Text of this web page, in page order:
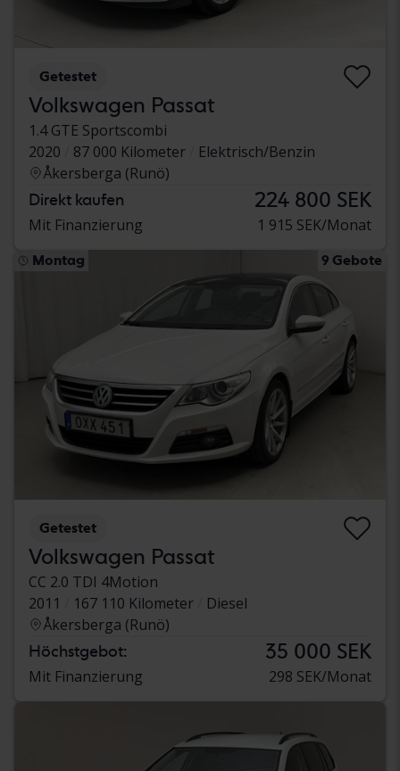
Getestet
Volkswagen Passat
1.4 GTE Sportscombi
2020
87 000 Kilometer
Elektrisch/Benzin
Åkersberga (Runö)
Direkt kaufen 224 800 SEK
Mit Finanzierung 1 915 SEK/Monat
Montag 9 Gebote
Getestet
Volkswagen Passat
CC 2.0 TDI 4Motion
2011
167 110 Kilometer
Diesel
Åkersberga (Runö)
Höchstgebot: 35 000 SEK
Mit Finanzierung 298 SEK/Monat